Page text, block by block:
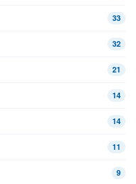
33
32
21
14
14
11
9